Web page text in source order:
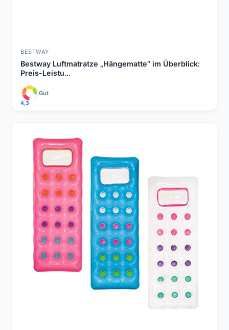
BESTWAY
Bestway Luftmatratze „Hängematte“ im Überblick:
Preis-Leistu...
4,3
Gut